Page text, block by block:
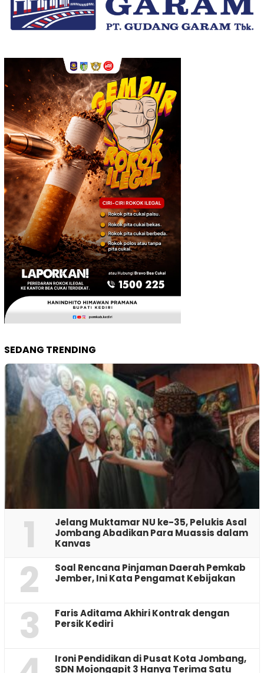
SEDANG TRENDING
1
Jelang Muktamar NU ke-35, Pelukis Asal
Jombang Abadikan Para Muassis dalam
Kanvas
2
‎Soal Rencana Pinjaman Daerah Pemkab
Jember, Ini Kata Pengamat Kebijakan ‎
3
Faris Aditama Akhiri Kontrak dengan
Persik Kediri
Ironi Pendidikan di Pusat Kota Jombang,
SDN Mojongapit 3 Hanya Terima Satu